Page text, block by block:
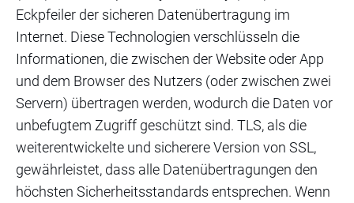
Eckpfeiler der sicheren Datenübertragung im
Internet. Diese Technologien verschlüsseln die
Informationen, die zwischen der Website oder App
und dem Browser des Nutzers (oder zwischen zwei
Servern) übertragen werden, wodurch die Daten vor
unbefugtem Zugriff geschützt sind. TLS, als die
weiterentwickelte und sicherere Version von SSL,
gewährleistet, dass alle Datenübertragungen den
höchsten Sicherheitsstandards entsprechen. Wenn